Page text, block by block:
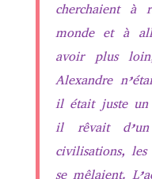
cherchaient à
monde et à
avoir plus
Alexandre
il était juste un
il rêvait
civilisations, les
se mêlaient.